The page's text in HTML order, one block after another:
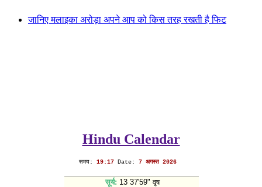
जानिए मलाइका अरोड़ा अपने आप को किस तरह रखती है फिट
Hindu Calendar